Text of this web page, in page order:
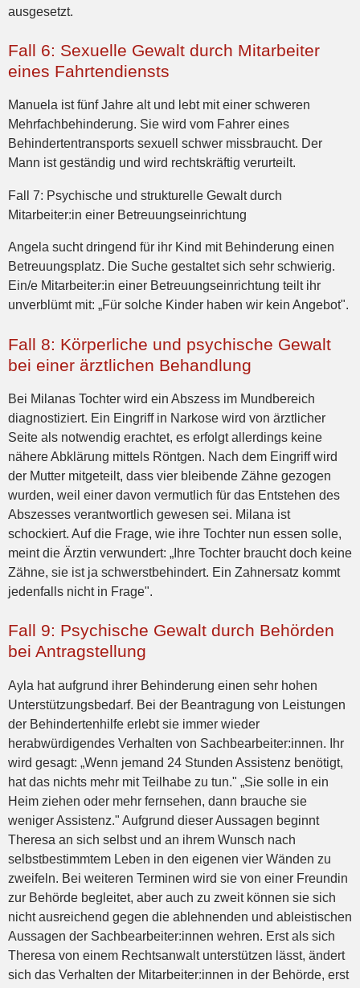
ausgesetzt.
Fall 6: Sexuelle Gewalt durch Mitarbeiter
eines Fahrtendiensts
Manuela ist fünf Jahre alt und lebt mit einer schweren
Mehrfachbehinderung. Sie wird vom Fahrer eines
Behindertentransports sexuell schwer missbraucht. Der
Mann ist geständig und wird rechtskräftig verurteilt.
Fall 7: Psychische und strukturelle Gewalt durch
Mitarbeiter:in einer Betreuungseinrichtung
Angela sucht dringend für ihr Kind mit Behinderung einen
Betreuungsplatz. Die Suche gestaltet sich sehr schwierig.
Ein/e Mitarbeiter:in einer Betreuungseinrichtung teilt ihr
unverblümt mit: „Für solche Kinder haben wir kein Angebot".
Fall 8: Körperliche und psychische Gewalt
bei einer ärztlichen Behandlung
Bei Milanas Tochter wird ein Abszess im Mundbereich
diagnostiziert. Ein Eingriff in Narkose wird von ärztlicher
Seite als notwendig erachtet, es erfolgt allerdings keine
nähere Abklärung mittels Röntgen. Nach dem Eingriff wird
der Mutter mitgeteilt, dass vier bleibende Zähne gezogen
wurden, weil einer davon vermutlich für das Entstehen des
Abszesses verantwortlich gewesen sei. Milana ist
schockiert. Auf die Frage, wie ihre Tochter nun essen solle,
meint die Ärztin verwundert: „Ihre Tochter braucht doch keine
Zähne, sie ist ja schwerstbehindert. Ein Zahnersatz kommt
jedenfalls nicht in Frage".
Fall 9: Psychische Gewalt durch Behörden
bei Antragstellung
Ayla hat aufgrund ihrer Behinderung einen sehr hohen
Unterstützungsbedarf. Bei der Beantragung von Leistungen
der Behindertenhilfe erlebt sie immer wieder
herabwürdigendes Verhalten von Sachbearbeiter:innen. Ihr
wird gesagt: „Wenn jemand 24 Stunden Assistenz benötigt,
hat das nichts mehr mit Teilhabe zu tun." „Sie solle in ein
Heim ziehen oder mehr fernsehen, dann brauche sie
weniger Assistenz." Aufgrund dieser Aussagen beginnt
Theresa an sich selbst und an ihrem Wunsch nach
selbstbestimmtem Leben in den eigenen vier Wänden zu
zweifeln. Bei weiteren Terminen wird sie von einer Freundin
zur Behörde begleitet, aber auch zu zweit können sie sich
nicht ausreichend gegen die ablehnenden und ableistischen
Aussagen der Sachbearbeiter:innen wehren. Erst als sich
Theresa von einem Rechtsanwalt unterstützen lässt, ändert
sich das Verhalten der Mitarbeiter:innen in der Behörde, erst